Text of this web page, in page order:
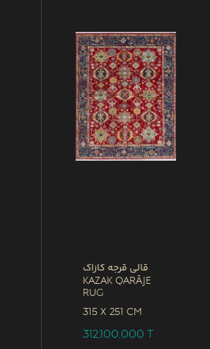
قالی قرجه کازاک
Kazak Qarāje
Rug
315 x 251 CM
312,100,000T